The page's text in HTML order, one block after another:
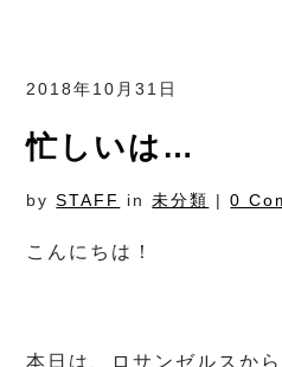
2018年10月31日
忙しいは…
bySTAFF in未分類 |0
こんにちは！
本日は、ロサンゼルスか